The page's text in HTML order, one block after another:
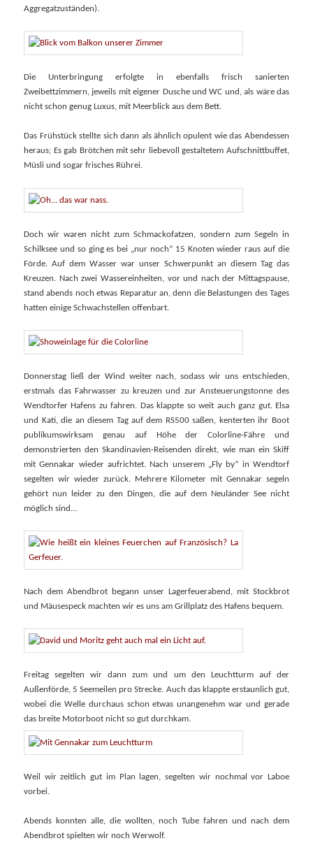
Aggregatzuständen).
Die Unterbringung erfolgte in ebenfalls frisch sanierten
Zweibettzimmern, jeweils mit eigener Dusche und WC und, als wäre das
nicht schon genug Luxus, mit Meerblick aus dem Bett.
Das Frühstück stellte sich dann als ähnlich opulent wie das Abendessen
heraus; Es gab Brötchen mit sehr liebevoll gestaltetem Aufschnittbuffet,
Müsli und sogar frisches Rührei.
Doch wir waren nicht zum Schmackofatzen, sondern zum Segeln in
Schilksee und so ging es bei „nur noch“ 15 Knoten wieder raus auf die
Förde. Auf dem Wasser war unser Schwerpunkt an diesem Tag das
Kreuzen. Nach zwei Wassereinheiten, vor und nach der Mittagspause,
stand abends noch etwas Reparatur an, denn die Belastungen des Tages
hatten einige Schwachstellen offenbart.
Donnerstag ließ der Wind weiter nach, sodass wir uns entschieden,
erstmals das Fahrwasser zu kreuzen und zur Ansteuerungstonne des
Wendtorfer Hafens zu fahren. Das klappte so weit auch ganz gut. Elsa
und Kati, die an diesem Tag auf dem RS500 saßen, kenterten ihr Boot
publikumswirksam genau auf Höhe der Colorline-Fähre und
demonstrierten den Skandinavien-Reisenden direkt, wie man ein Skiff
mit Gennakar wieder aufrichtet. Nach unserem „Fly by“ in Wendtorf
segelten wir wieder zurück. Mehrere Kilometer mit Gennakar segeln
gehört nun leider zu den Dingen, die auf dem Neuländer See nicht
möglich sind…
Nach dem Abendbrot begann unser Lagerfeuerabend, mit Stockbrot
und Mäusespeck machten wir es uns am Grillplatz des Hafens bequem.
Freitag segelten wir dann zum und um den Leuchtturm auf der
Außenförde, 5 Seemeilen pro Strecke. Auch das klappte erstaunlich gut,
wobei die Welle durchaus schon etwas unangenehm war und gerade
das breite Motorboot nicht so gut durchkam.
Weil wir zeitlich gut im Plan lagen, segelten wir nochmal vor Laboe
vorbei.
Abends konnten alle, die wollten, noch Tube fahren und nach dem
Abendbrot spielten wir noch Werwolf.